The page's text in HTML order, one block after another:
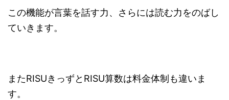
この機能が言葉を話す力、さらには読む力をのばし
ていきます。
またRISUきっずとRISU算数は料金体制も違いま
す。